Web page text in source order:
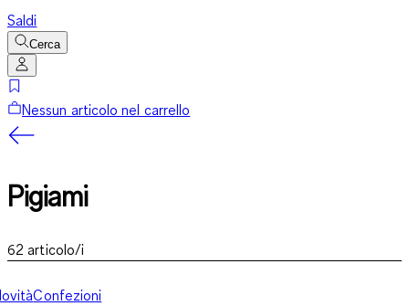
Saldi
Cerca
Nessun articolo nel carrello
Pigiami
62 articolo/i
Confezioni